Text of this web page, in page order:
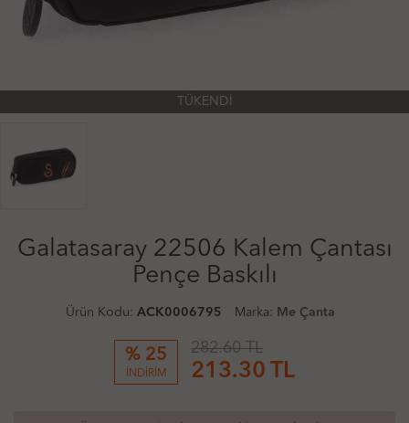
TÜKENDİ
Galatasaray 22506 Kalem Çantası
Pençe Baskılı
Ürün Kodu: ACK0006795 Marka: Me Çanta
% 25
İNDİRİM
282.60 TL
213.30 TL